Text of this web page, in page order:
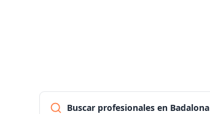
Buscar profesionales en Badalona